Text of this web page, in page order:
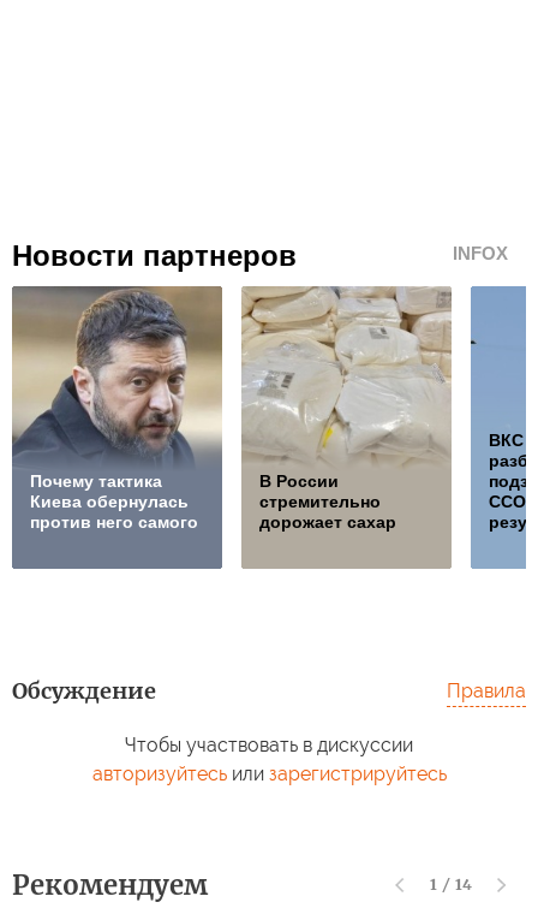
Новости партнеров INFOX
Почему тактика
Киева обернулась
против него самого
В России
стремительно
дорожает сахар
ВКС
ССО,
Обсуждение Правила
Чтобы участвовать в дискуссии
авторизуйтесьили зарегистрируйтесь
Рекомендуем 1 / 14